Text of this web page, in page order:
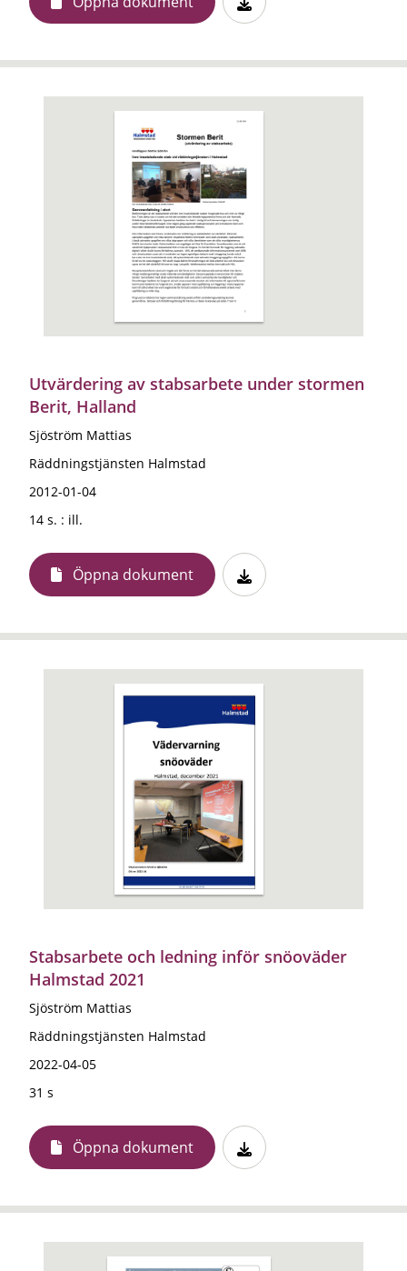
Utvärdering av stabsarbete under stormen
Berit, Halland
Sjöström Mattias
Räddningstjänsten Halmstad
2012-01-04
14 s. : ill.
Öppna dokument
Stabsarbete och ledning inför snöoväder
Halmstad 2021
Sjöström Mattias
Räddningstjänsten Halmstad
2022-04-05
31 s
Öppna dokument